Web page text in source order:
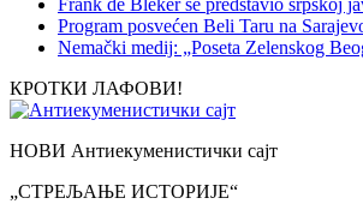
Frank de Bleker se predstavio srpskoj
Program posvećen Beli Taru na
Nemački medij: „Poseta Zelenskog
КРОТКИ ЛАФОВИ!
НОВИ Антиекуменистички сајт
„СТРЕЉАЊЕ ИСТОРИЈЕ“